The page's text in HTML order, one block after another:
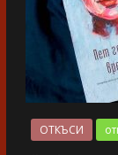
ОТКЪСИ